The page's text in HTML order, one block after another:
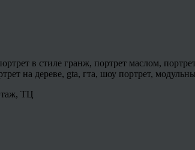
в стиле гранж, портрет маслом,
на дереве, gta, гта, шоу портрет,
ТЦ